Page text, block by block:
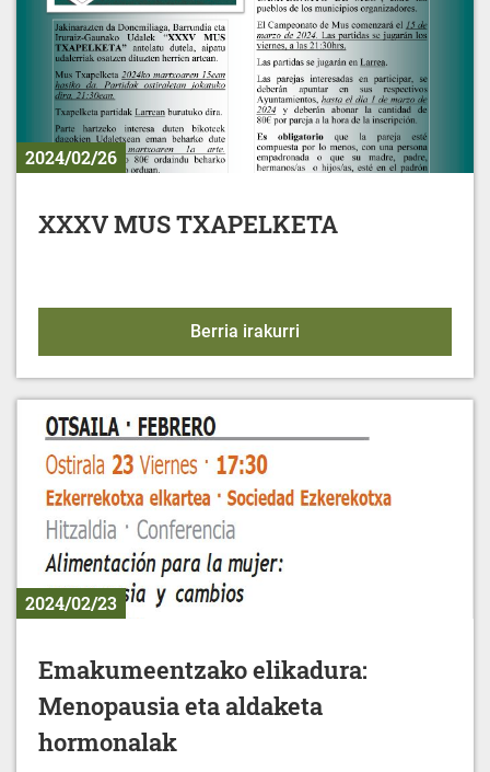
2024/02/26
XXXV MUS TXAPELKETA
Berria irakurri
2024/02/23
Emakumeentzako elikadura:
Menopausia eta aldaketa
hormonalak